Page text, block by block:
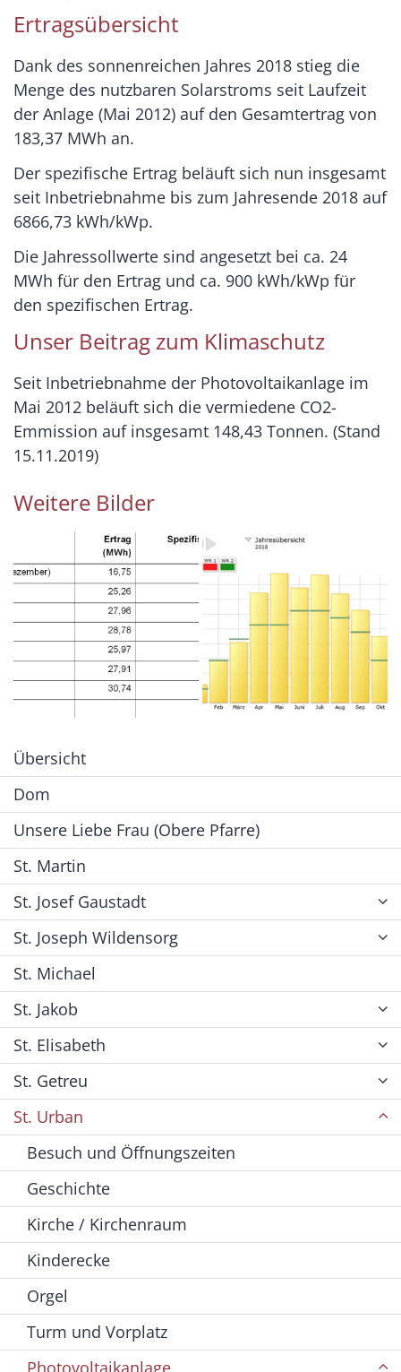
Ertragsübersicht
Dank des sonnenreichen Jahres 2018 stieg die
Menge des nutzbaren Solarstroms seit Laufzeit
der Anlage (Mai 2012) auf den Gesamtertrag von
183,37 MWh an.
Der spezifische Ertrag beläuft sich nun insgesamt
seit Inbetriebnahme bis zum Jahresende 2018 auf
6866,73 kWh/kWp.
Die Jahressollwerte sind angesetzt bei ca. 24
MWh für den Ertrag und ca. 900 kWh/kWp für
den spezifischen Ertrag.
Unser Beitrag zum Klimaschutz
Seit Inbetriebnahme der Photovoltaikanlage im
Mai 2012 beläuft sich die vermiedene CO2-
Emmission auf insgesamt 148,43 Tonnen. (Stand
15.11.2019)
Weitere Bilder
Übersicht
Dom
Unsere Liebe Frau (Obere Pfarre)
St. Martin
St. Josef Gaustadt
St. Joseph Wildensorg
St. Michael
St. Jakob
St. Elisabeth
St. Getreu
St. Urban
Besuch und Öffnungszeiten
Geschichte
Kirche / Kirchenraum
Kinderecke
Orgel
Turm und Vorplatz